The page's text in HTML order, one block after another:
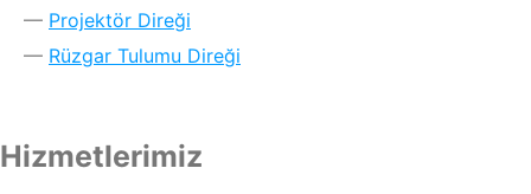
Projektör Direği
Rüzgar Tulumu Direği
Hizmetlerimiz